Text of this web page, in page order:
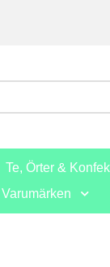
Te, Örter &
Varumärken